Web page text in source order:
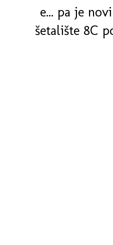
e... pa je
šetalište 8C